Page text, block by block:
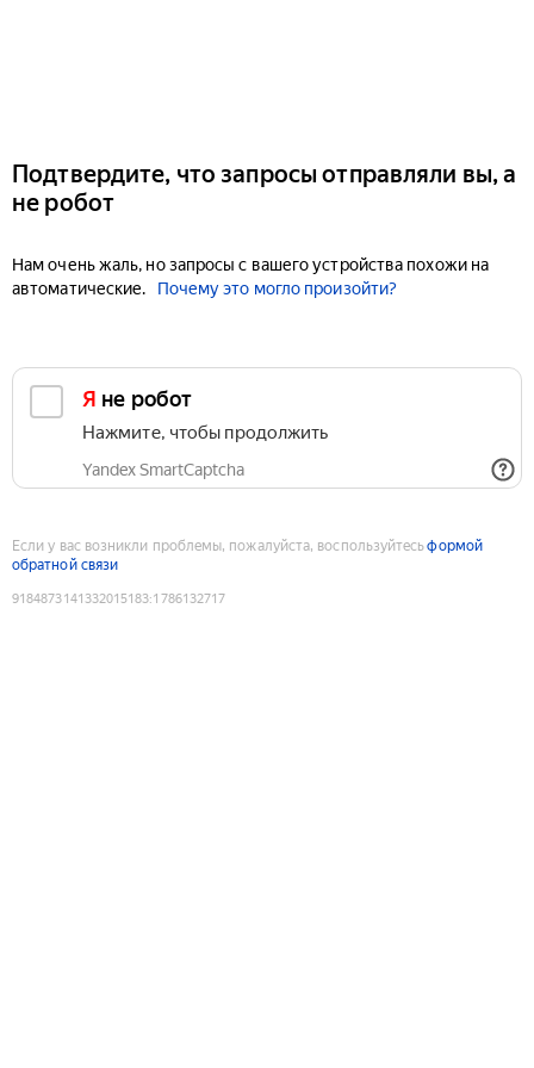
Подтвердите, что запросы отправляли вы, а
не робот
Нам очень жаль, но запросы с вашего устройства похожи на
автоматические.
Почему это могло произойти?
Я не робот
Нажмите, чтобы продолжить
Yandex SmartCaptcha
Если у вас возникли проблемы, пожалуйста, воспользуйтесьформой
обратной связи
9184873141332015183:1786132717